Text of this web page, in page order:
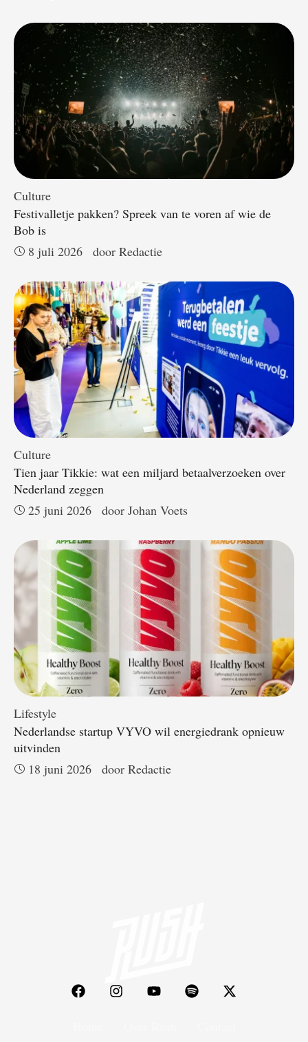
Culture
Festivalletje pakken? Spreek van te voren af wie de
Bob is
8 juli 2026
door Redactie
Culture
Tien jaar Tikkie: wat een miljard betaalverzoeken over
Nederland zeggen
25 juni 2026
door Johan Voets
Lifestyle
Nederlandse startup VYVO wil energiedrank opnieuw
uitvinden
18 juni 2026
door Redactie